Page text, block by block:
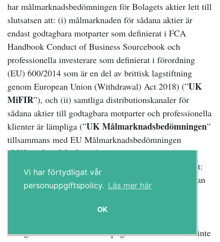
Vi har förtydligat vår
personuppgiftspolicy. Läs mer här
OK
har målmarknadsbedömningen för Bolagets aktier lett till
slutsatsen att: (i) målmarknaden för sådana aktier är
endast godtagbara motparter som definierat i FCA
Handbook Conduct of Business Sourcebook och
professionella investerare som definierat i förordning
(EU) 600/2014 som är en del av brittisk lagstiftning
genom European Union (Withdrawal) Act 2018) (”UK
MiFIR”), och (ii) samtliga distributionskanaler för
sådana aktier till godtagbara motparter och professionella
klienter är lämpliga (”UK Målmarknadsbedömningen”
tillsammans med EU Målmarknadsbedömningen
”Målmarknadsbedömningen”). Oaktat
Målmarknadsbedömningen bör distributörer notera att:
priset på Bolagets aktier kan sjunka och investerare kan
förlora hela eller delar av sin investering, att Bolagets
aktier inte är förenade med någon garanti avseende
Bolagets aktier endast är lämplig för investerare som inte